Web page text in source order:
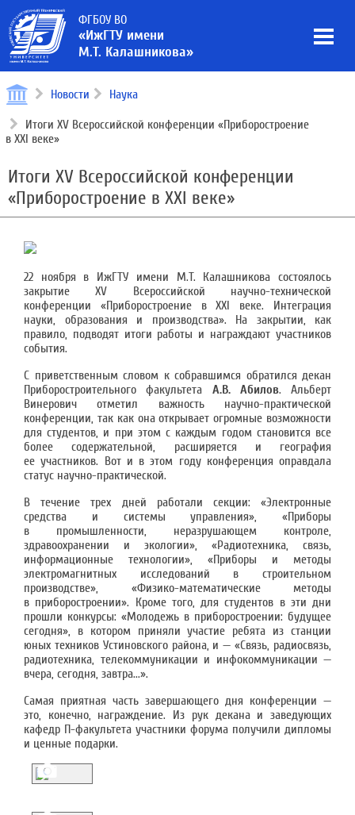
ФГБОУ ВО
«ИжГТУ имени
М.Т. Калашникова»
Новости Наука
Итоги XV Всероссийской конференции «Приборостроение
в XXI веке»
Итоги XV Всероссийской конференции
«Приборостроение в XXI веке»
22 ноября в ИжГТУ имени М.Т. Калашникова состоялось
закрытие XV Всероссийской научно-технической
конференции «Приборостроение в XXI веке. Интеграция
науки, образования и производства». На закрытии, как
правило, подводят итоги работы и награждают участников
события.
С приветственным словом к собравшимся обратился декан
Приборостроительного факультета А.В. Абилов. Альберт
Винерович отметил важность научно-практической
конференции, так как она открывает огромные возможности
для студентов, и при этом с каждым годом становится все
более содержательной, расширяется и география
ее участников. Вот и в этом году конференция оправдала
статус научно-практической.
В течение трех дней работали секции: «Электронные
средства и системы управления», «Приборы
в промышленности, неразрушающем контроле,
здравоохранении и экологии», «Радиотехника, связь,
информационные технологии», «Приборы и методы
электромагнитных исследований в строительном
производстве», «Физико-математические методы
в приборостроении». Кроме того, для студентов в эти дни
прошли конкурсы: «Молодежь в приборостроении: будущее
сегодня», в котором приняли участие ребята из станции
юных техников Устиновского района, и — «Связь, радиосвязь,
радиотехника, телекоммуникации и инфокоммуникации —
вчера, сегодня, завтра...».
Самая приятная часть завершающего дня конференции —
это, конечно, награждение. Из рук декана и заведующих
кафедр П-факультета участники форума получили дипломы
и ценные подарки.